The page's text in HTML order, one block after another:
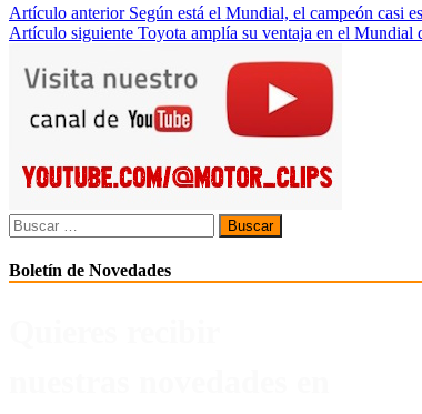
Navegación
de
entradas
Artículo anterior Según está el Mundial, el campeón casi
Artículo siguiente Toyota amplía su ventaja en el Mundial
Buscar:
Boletín de Novedades